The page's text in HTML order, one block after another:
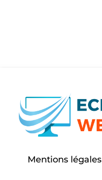
Mentions légales